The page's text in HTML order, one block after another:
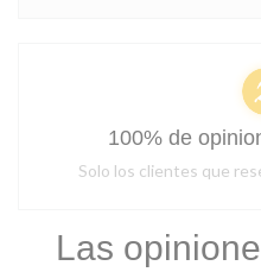
Las
100% de
Solo los clientes que